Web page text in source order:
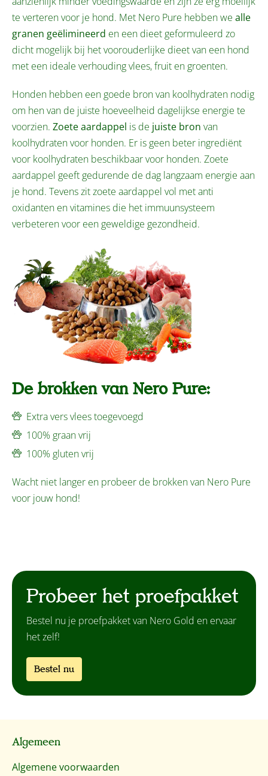
te verteren voor je hond. Met Nero Pure hebben we alle
granen geëlimineerd en een dieet geformuleerd zo
dicht mogelijk bij het voorouderlijke dieet van een hond
met een ideale verhouding vlees, fruit en groenten.
Honden hebben een goede bron van koolhydraten nodig
om hen van de juiste hoeveelheid dagelijkse energie te
voorzien. Zoete aardappel is de juiste bron van
koolhydraten voor honden. Er is geen beter ingrediënt
voor koolhydraten beschikbaar voor honden. Zoete
aardappel geeft gedurende de dag langzaam energie aan
je hond. Tevens zit zoete aardappel vol met anti
oxidanten en vitamines die het immuunsysteem
verbeteren voor een geweldige gezondheid.
De brokken van Nero Pure:
Extra vers vlees toegevoegd
100% graan vrij
100% gluten vrij
Wacht niet langer en probeer de brokken van Nero Pure
voor jouw hond!
Probeer het proefpakket
Bestel nu je proefpakket van Nero Gold en ervaar
het zelf!
Bestel nu
Algemeen
Algemene voorwaarden